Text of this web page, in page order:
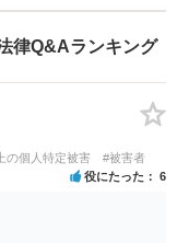
・安心
てお
律Q&Aランキング
の個人特定被害 #被害者
役にたった 6